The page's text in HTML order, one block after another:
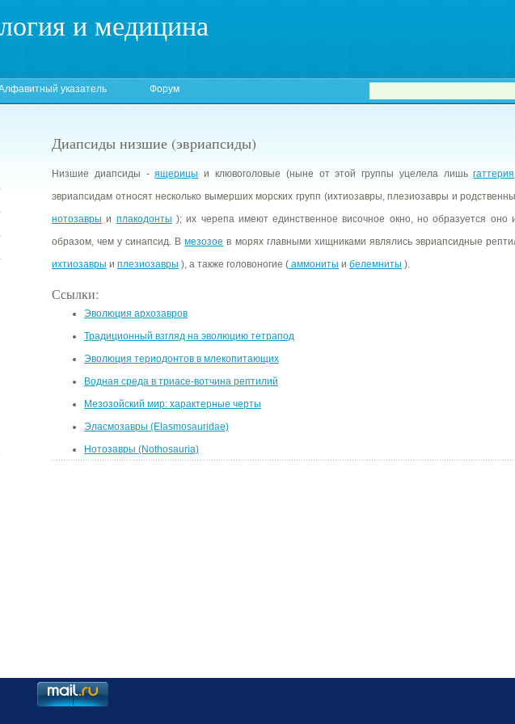
и медицина
указатель Форум
Диапсиды низшие (эвриапсиды)
Низшие диапсиды -ящерицы и клювоголовые (ныне от этой группы уцелела лишьгаттерия
эвриапсидам относят несколько вымерших морских групп (ихтиозавры, плезиозавры и
нотозавры и плакодонты ); их черепа имеют единственное височное окно, но образуется оно
образом, чем у синапсид. Вмезозое в морях главными хищниками являлись эвриапсидные
ихтиозавры и плезиозавры ), а также головоногие ( аммониты и белемниты ).
Ссылки:
Эволюция архозавров
Традиционный взгляд на эволюцию тетрапод
Эволюция териодонтов в млекопитающих
Водная среда в триасе-вотчина рептилий
Мезозойский мир: характерные черты
Эласмозавры (Elasmosauridae)
Нотозавры (Nothosauria)